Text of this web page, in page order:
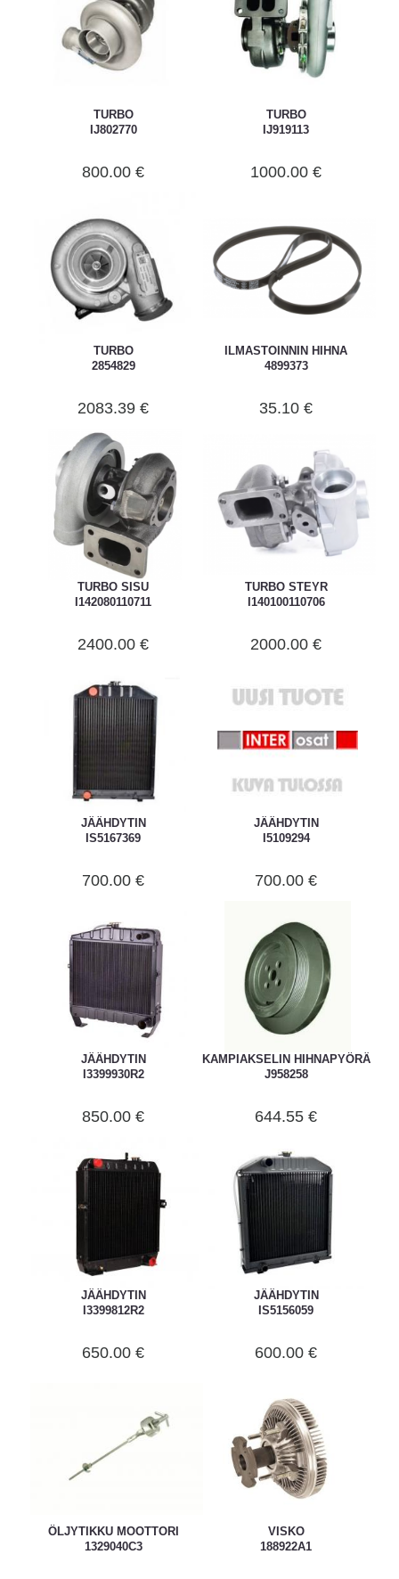
TURBO
IJ802770
800.00 €
TURBO
IJ919113
1000.00 €
TURBO
2854829
2083.39 €
ILMASTOINNIN HIHNA
4899373
35.10 €
TURBO SISU
I142080110711
2400.00 €
TURBO STEYR
I140100110706
2000.00 €
JÄÄHDYTIN
IS5167369
700.00 €
JÄÄHDYTIN
I5109294
700.00 €
JÄÄHDYTIN
I3399930R2
850.00 €
KAMPIAKSELIN HIHNAPYÖRÄ
J958258
644.55 €
JÄÄHDYTIN
I3399812R2
650.00 €
JÄÄHDYTIN
IS5156059
600.00 €
ÖLJYTIKKU MOOTTORI
1329040C3
VISKO
188922A1